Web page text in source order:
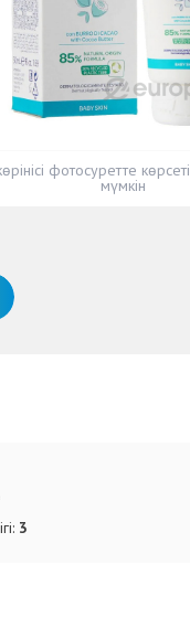
фотосуретте
мүмкін
3